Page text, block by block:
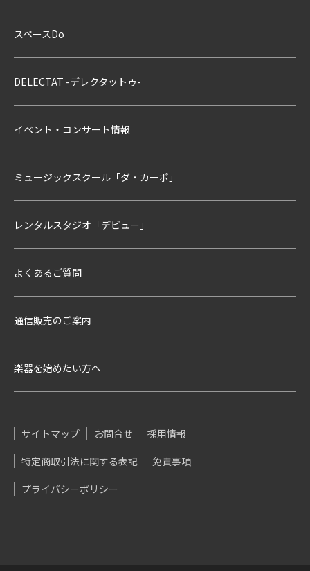
スペースDo
DELECTAT -デレクタットゥ-
イベント・コンサート情報
ミュージックスクール「ダ・カーポ」
レンタルスタジオ「デビュー」
よくあるご質問
通信販売のご案内
楽器を始めたい方へ
サイトマップ お問合せ
採用情報
特定商取引法に関する表記
免責事項
プライバシーポリシー